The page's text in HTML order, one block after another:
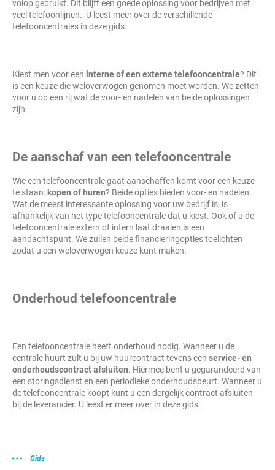
volop gebruikt. Dit blijft een goede oplossing voor bedrijven met
veel telefoonlijnen. U leest meer over de verschillende
telefooncentrales in deze gids.
Kiest men voor een interne of een externe telefooncentrale? Dit
is een keuze die weloverwogen genomen moet worden. We zetten
voor u op een rij wat de voor- en nadelen van beide oplossingen
zijn.
De aanschaf van een telefooncentrale
Wie een telefooncentrale gaat aanschaffen komt voor een keuze
te staan: kopen of huren? Beide opties bieden voor- en nadelen.
Wat de meest interessante oplossing voor uw bedrijf is, is
afhankelijk van het type telefooncentrale dat u kiest. Ook of u de
telefooncentrale extern of intern laat draaien is een
aandachtspunt. We zullen beide financieringopties toelichten
zodat u een weloverwogen keuze kunt maken.
Onderhoud telefooncentrale
Een telefooncentrale heeft onderhoud nodig. Wanneer u de
centrale huurt zult u bij uw huurcontract tevens een service- en
onderhoudscontract afsluiten. Hiermee bent u gegarandeerd van
een storingsdienst en een periodieke onderhoudsbeurt. Wanneer u
de telefooncentrale koopt kunt u een dergelijk contract afsluiten
bij de leverancier. U leest er meer over in deze gids.
Gids